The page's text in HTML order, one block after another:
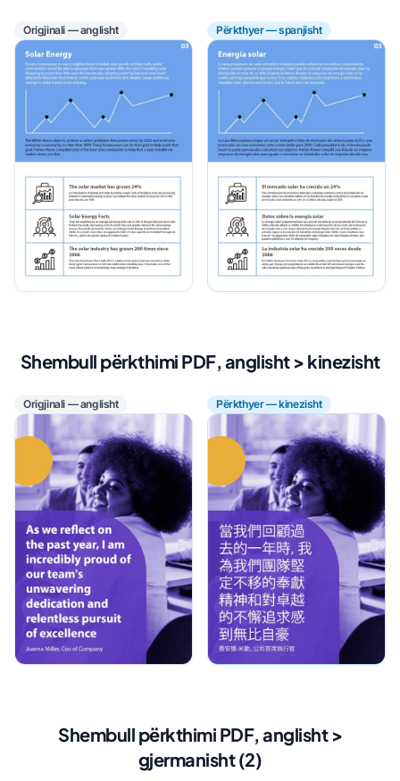
Origjinali — anglisht Përkthyer — spanjisht
Shembull përkthimi PDF, anglisht > kinezisht
Origjinali — anglisht Përkthyer — kinezisht
Shembull përkthimi PDF, anglisht >
gjermanisht (2)